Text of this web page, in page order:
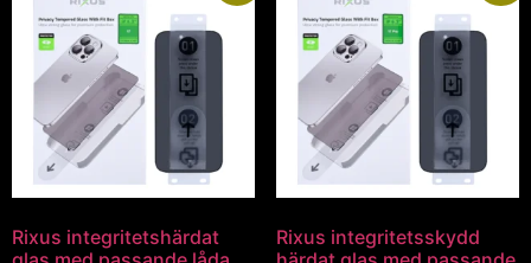
Rixus integritetshärdat
Rixus integritetsskydd